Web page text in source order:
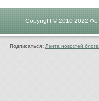
Copyright © 2010-2022
Подписаться: Лента новостей